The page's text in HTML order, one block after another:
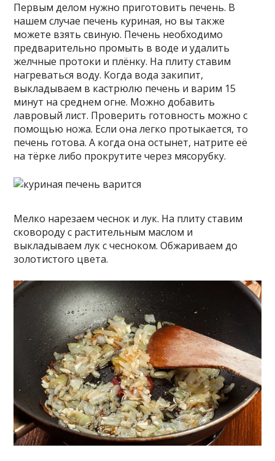
Первым делом нужно приготовить печень. В
нашем случае печень куриная, но вы также
можете взять свиную. Печень необходимо
предварительно промыть в воде и удалить
желчные протоки и плёнку. На плиту ставим
нагреваться воду. Когда вода закипит,
выкладываем в кастрюлю печень и варим 15
минут на среднем огне. Можно добавить
лавровый лист. Проверить готовность можно с
помощью ножа. Если она легко протыкается, то
печень готова. А когда она остынет, натрите её
на тёрке либо прокрутите через мясорубку.
Мелко нарезаем чеснок и лук. На плиту ставим
сковороду с растительным маслом и
выкладываем лук с чесноком. Обжариваем до
золотистого цвета.